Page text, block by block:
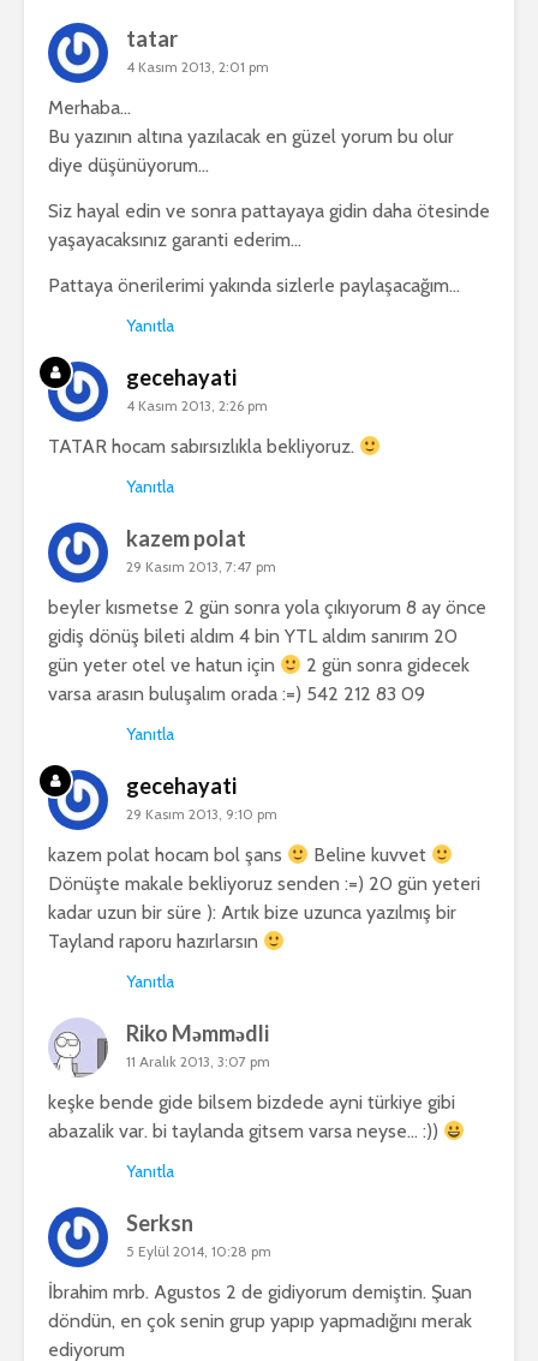
tatar
4 Kasım 2013, 2:01 pm
Merhaba…
Bu yazının altına yazılacak en güzel yorum bu olur
diye düşünüyorum…
Siz hayal edin ve sonra pattayaya gidin daha ötesinde
yaşayacaksınız garanti ederim…
Pattaya önerilerimi yakında sizlerle paylaşacağım…
Yanıtla
gecehayati
4 Kasım 2013, 2:26 pm
TATAR hocam sabırsızlıkla bekliyoruz.
Yanıtla
kazem polat
29 Kasım 2013, 7:47 pm
beyler kısmetse 2 gün sonra yola çıkıyorum 8 ay önce
gidiş dönüş bileti aldım 4 bin YTL aldım sanırım 20
gün yeter otel ve hatun için
2 gün sonra gidecek
varsa arasın buluşalım orada :=) 542 212 83 09
Yanıtla
gecehayati
29 Kasım 2013, 9:10 pm
kazem polat hocam bol şans
Beline kuvvet
Dönüşte makale bekliyoruz senden :=) 20 gün yeteri
kadar uzun bir süre ): Artık bize uzunca yazılmış bir
Tayland raporu hazırlarsın
Yanıtla
Riko Məmmədli
11 Aralık 2013, 3:07 pm
keşke bende gide bilsem bizdede ayni türkiye gibi
abazalik var. bi taylanda gitsem varsa neyse… :))
Yanıtla
Serksn
5 Eylül 2014, 10:28 pm
İbrahim mrb. Agustos 2 de gidiyorum demiştin. Şuan
döndün, en çok senin grup yapıp yapmadığını merak
ediyorum